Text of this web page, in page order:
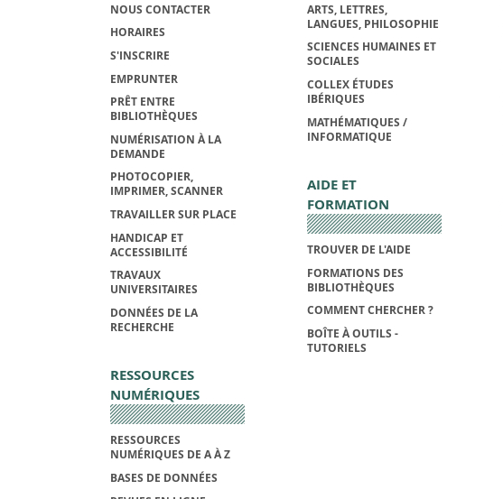
NOUS CONTACTER
HORAIRES
S'INSCRIRE
EMPRUNTER
PRÊT ENTRE
BIBLIOTHÈQUES
NUMÉRISATION À LA
DEMANDE
PHOTOCOPIER,
IMPRIMER, SCANNER
TRAVAILLER SUR PLACE
HANDICAP ET
ACCESSIBILITÉ
TRAVAUX
UNIVERSITAIRES
DONNÉES DE LA
RECHERCHE
RESSOURCES
NUMÉRIQUES
RESSOURCES
NUMÉRIQUES DE A À Z
BASES DE DONNÉES
ARTS, LETTRES,
LANGUES, PHILOSOPHIE
SCIENCES HUMAINES ET
SOCIALES
COLLEX ÉTUDES
IBÉRIQUES
MATHÉMATIQUES /
INFORMATIQUE
AIDE ET
FORMATION
TROUVER DE L'AIDE
FORMATIONS DES
BIBLIOTHÈQUES
COMMENT CHERCHER ?
BOÎTE À OUTILS -
TUTORIELS